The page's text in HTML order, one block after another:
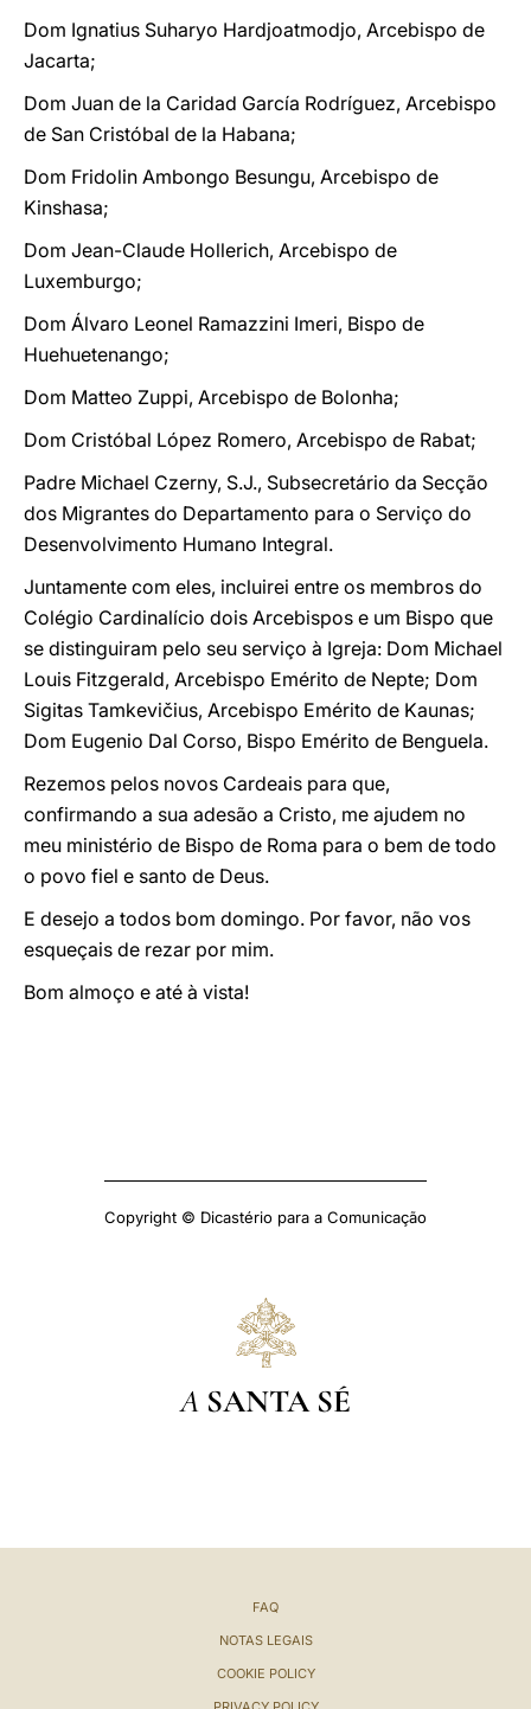
Dom Ignatius Suharyo Hardjoatmodjo, Arcebispo de
Jacarta;
Dom Juan de la Caridad García Rodríguez, Arcebispo
de San Cristóbal de la Habana;
Dom Fridolin Ambongo Besungu, Arcebispo de
Kinshasa;
Dom Jean-Claude Hollerich, Arcebispo de
Luxemburgo;
Dom Álvaro Leonel Ramazzini Imeri, Bispo de
Huehuetenango;
Dom Matteo Zuppi, Arcebispo de Bolonha;
Dom Cristóbal López Romero, Arcebispo de Rabat;
Padre Michael Czerny, S.J., Subsecretário da Secção
dos Migrantes do Departamento para o Serviço do
Desenvolvimento Humano Integral.
Juntamente com eles, incluirei entre os membros do
Colégio Cardinalício dois Arcebispos e um Bispo que
se distinguiram pelo seu serviço à Igreja: Dom Michael
Louis Fitzgerald, Arcebispo Emérito de Nepte; Dom
Sigitas Tamkevičius, Arcebispo Emérito de Kaunas;
Dom Eugenio Dal Corso, Bispo Emérito de Benguela.
Rezemos pelos novos Cardeais para que,
confirmando a sua adesão a Cristo, me ajudem no
meu ministério de Bispo de Roma para o bem de todo
o povo fiel e santo de Deus.
E desejo a todos bom domingo. Por favor, não vos
esqueçais de rezar por mim.
Bom almoço e até à vista!
Copyright © Dicastério para a Comunicação
A SANTA SÉ
FAQ
NOTAS LEGAIS
COOKIE POLICY